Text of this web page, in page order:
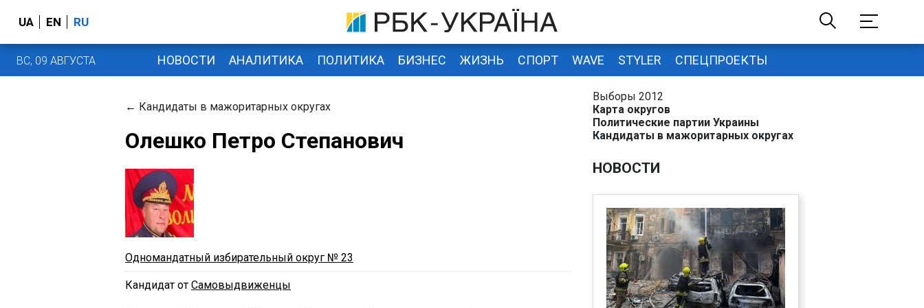
UA EN RU
ВС, 09 АВГУСТА НОВОСТИ АНАЛИТИКА ПОЛИТИКА БИЗНЕС ЖИЗНЬ СПОРТ WAVE STYLER СПЕЦПРОЕКТЫ
← Кандидаты в мажоритарных округах
Олешко Петро Степанович
Одномандатный избирательный округ № 23
Кандидат от Самовыдвиженцы
Выборы 2012
Карта округов
Политические партии Украины
Кандидаты в мажоритарных округах
НОВОСТИ